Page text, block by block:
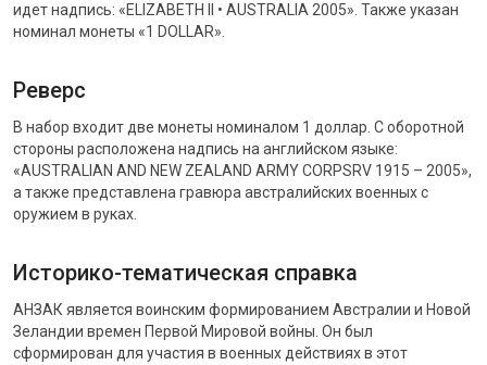
идет надпись: «ELIZABETH II • AUSTRALIA 2005». Также указан
номинал монеты «1 DOLLAR».
Реверс
В набор входит две монеты номиналом 1 доллар. С оборотной
стороны расположена надпись на английском языке:
«AUSTRALIAN AND NEW ZEALAND ARMY CORPSRV 1915 – 2005»,
а также представлена гравюра австралийских военных с
оружием в руках.
Историко-тематическая справка
АНЗАК является воинским формированием Австралии и Новой
Зеландии времен Первой Мировой войны. Он был
сформирован для участия в военных действиях в этот